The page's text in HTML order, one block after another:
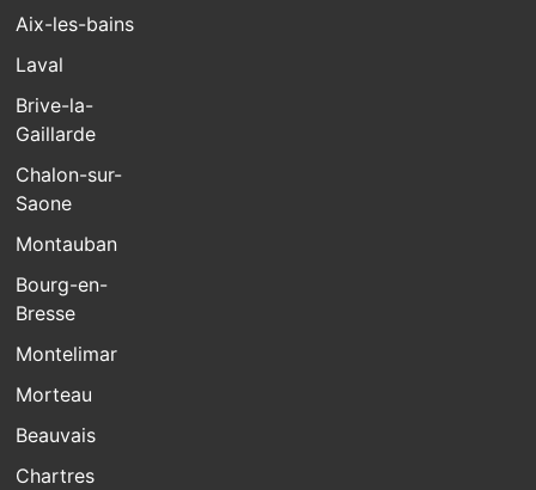
Aix-les-bains
Laval
Brive-la-
Gaillarde
Chalon-sur-
Saone
Montauban
Bourg-en-
Bresse
Montelimar
Morteau
Beauvais
Chartres